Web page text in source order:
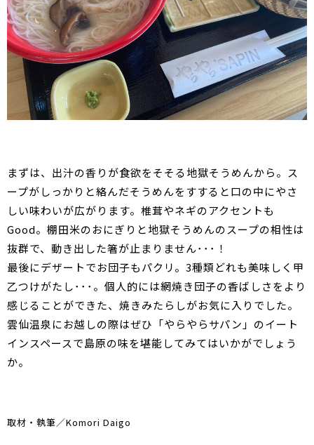
まずは、出汁の香りが食欲をそそる地獄そうめんから。ス
ープがしっかりと絡んだそうめんをすすると口の中にやさ
しい味わいが広がります。椎茸やネギのアクセントも
Good。棚田米のおにぎりと地獄そうめんのスープの相性は
抜群で、動き出した箸が止まりません･･･！
最後にデザートでお団子もパクリ。3種類どれも美味しく甲
乙つけがたし･･･。個人的には網焼き団子の香ばしさをより
感じることができた、焼きみたらしがお気に入りでした。
雲仙温泉にお越しの際はぜひ「やらやらサパン」のイート
インスペースで島原の味を堪能してみてはいかがでしょう
か。
取材・執筆／Komori Daigo